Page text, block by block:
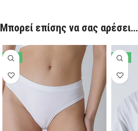
Μπορεί επίσης να σας αρέσει…
-47% -61%